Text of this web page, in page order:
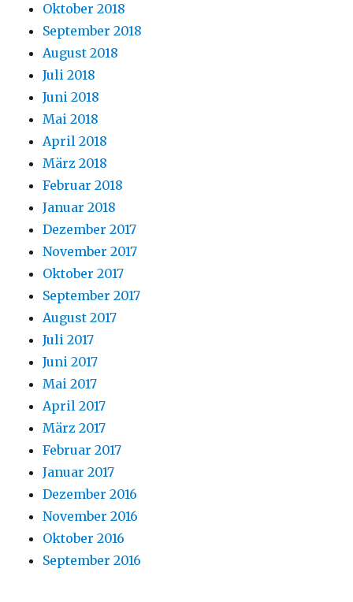
Oktober 2018
September 2018
August 2018
Juli 2018
Juni 2018
Mai 2018
April 2018
März 2018
Februar 2018
Januar 2018
Dezember 2017
November 2017
Oktober 2017
September 2017
August 2017
Juli 2017
Juni 2017
Mai 2017
April 2017
März 2017
Februar 2017
Januar 2017
Dezember 2016
November 2016
Oktober 2016
September 2016